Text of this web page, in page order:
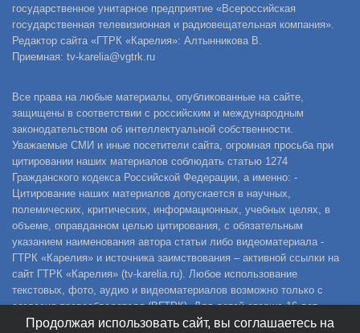
государственное унитарное предприятие «Всероссийская
государственная телевизионная и радиовещательная компания».
Редактор сайта «ГТРК «Карелия»: Алтынникова В.
Приемная: tv-karelia@vgtrk.ru
Все права на любые материалы, опубликованные на сайте,
защищены в соответствии с российским и международным
законодательством об интеллектуальной собственности.
Уважаемые СМИ и иные посетители сайта, огромная просьба при
цитировании наших материалов соблюдать статью 1274
Гражданского кодекса Российской Федерации, а именно: -
Цитирование наших материалов допускается в научных,
полемических, критических, информационных, учебных целях, в
объеме, оправданном целью цитирования, с обязательным
указанием наименования автора статьи либо видеоматериала -
ГТРК «Карелия» и источника заимствования – активной ссылки на
сайт ГТРК «Карелия» (tv-karelia.ru). Любое использование
текстовых, фото, аудио и видеоматериалов возможно только с
согласия правообладателя (ВГТРК). Для детей старше 16 лет.
Продолжая использовать сайт, вы соглашаетесь на